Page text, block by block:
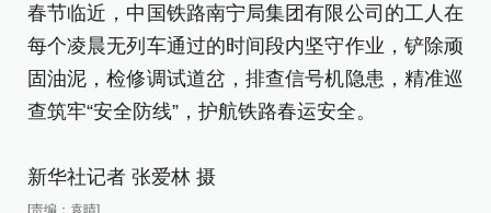
春节临近，中国铁路南宁局集团有限公司的工人在
每个凌晨无列车通过的时间段内坚守作业，铲除顽
固油泥，检修调试道岔，排查信号机隐患，精准巡
查筑牢“安全防线”，护航铁路春运安全。
新华社记者 张爱林 摄
[责编：袁晴]